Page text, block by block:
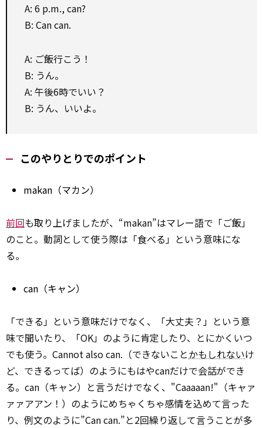
A: 6 p.m., can?
B: Can can.
A: ご飯行こう！
B: うん。
A: 午後6時でいい？
B: うん、いいよ。
このやりとりでのポイント
makan（マカン）
前回も取り上げましたが、“makan”はマレー語で「ご飯」
のこと。動詞として使う際は「食べる」という意味にな
る。
can（キャン）
「できる」という意味だけでなく、「大丈夫？」という意
味で聞いたり、「OK」のように肯定したり、とにかくいつ
でも使う。Cannot also can.（できないことかもしれないけ
ど、できるってば）のようにもはやcanだけで会話ができ
る。can（キャン）と言うだけでなく、"Caaaaan!"（キャァ
ァァアアン！）のようにめちゃくちゃ感情を込めて言った
り、例文のように”Can can.”と2回繰り返して言うことが多